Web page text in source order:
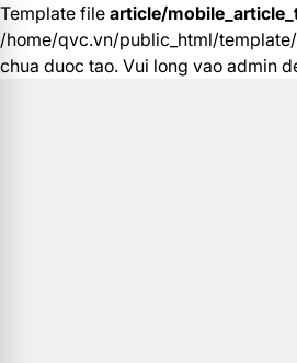
Template file article/
/home/qvc.vn/public_html/
chua duoc tao. Vui long vao admin